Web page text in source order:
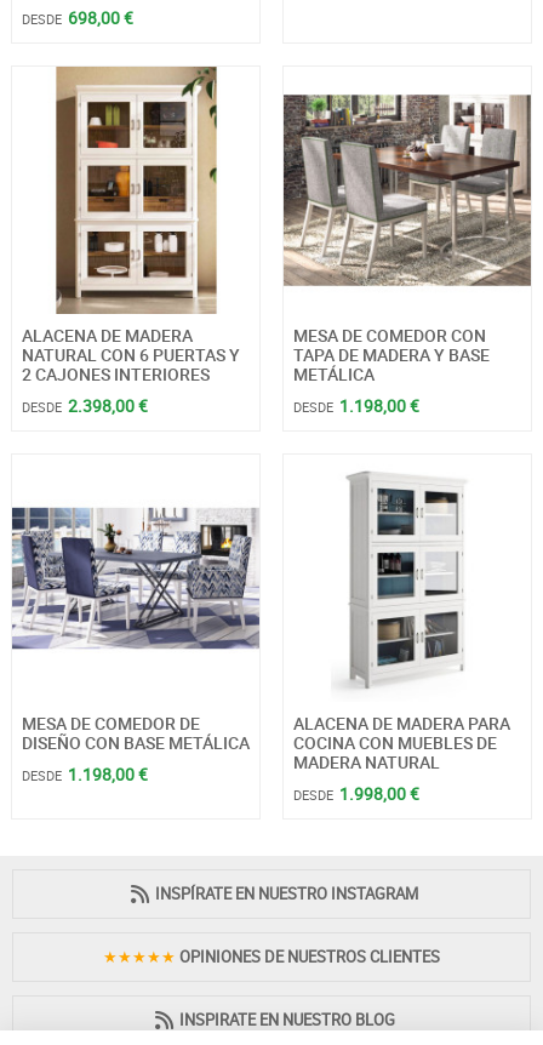
DESDE 698,00 €
ALACENA DE MADERA
NATURAL CON 6 PUERTAS Y
2 CAJONES INTERIORES
DESDE 2.398,00 €
MESA DE COMEDOR CON
TAPA DE MADERA Y BASE
METÁLICA
DESDE 1.198,00 €
MESA DE COMEDOR DE
DISEÑO CON BASE METÁLICA
DESDE 1.198,00 €
ALACENA DE MADERA PARA
COCINA CON MUEBLES DE
MADERA NATURAL
DESDE 1.998,00 €
INSPÍRATE EN NUESTRO INSTAGRAM
★★★★★ OPINIONES DE NUESTROS CLIENTES
INSPIRATE EN NUESTRO BLOG